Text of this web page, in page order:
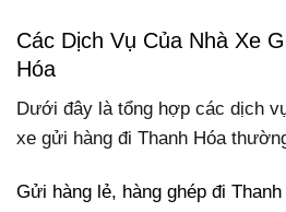
Các Dịch Vụ Của Nhà Xe
Hóa
Dưới đây là tổng hợp các dịch
xe gửi hàng đi Thanh Hóa
Gửi hàng lẻ, hàng ghép đi Thanh